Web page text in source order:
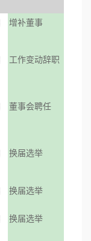
增补董事
工作变动辞职
董事会聘任
换届选举
换届选举
换届选举